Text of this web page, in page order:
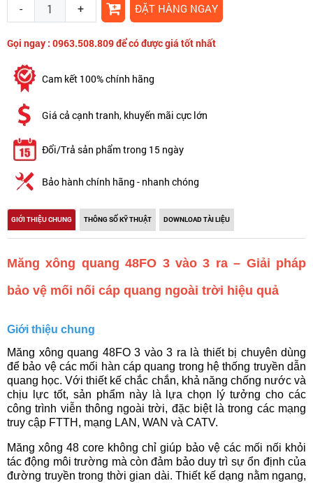
- + ĐẶT HÀNG NGAY
Gọi ngay : 0963.508.809 để có được giá tốt nhất
Cam kết 100% chính hãng
Giá cả cạnh tranh, khuyến mãi cực lớn
Đổi/Trả sản phẩm trong 15 ngày
Bảo hành chính hãng - nhanh chóng
GIỚI THIỆU CHUNG THÔNG SỐ KỸ THUẬT DOWNLOAD TÀI LIỆU
Măng xông quang 48FO 3 vào 3 ra – Giải pháp
bảo vệ mối nối cáp quang ngoài trời hiệu quả
Giới thiệu chung
Măng xông quang 48FO 3 vào 3 ra là thiết bị chuyên dùng
để bảo vệ các mối hàn cáp quang trong hệ thống truyền dẫn
quang học. Với thiết kế chắc chắn, khả năng chống nước và
chịu lực tốt, sản phẩm này là lựa chọn lý tưởng cho các
công trình viễn thông ngoài trời, đặc biệt là trong các mạng
truy cập FTTH, mạng LAN, WAN và CATV.
Măng xông 48 core không chỉ giúp bảo vệ các mối nối khỏi
tác động môi trường mà còn đảm bảo duy trì sự ổn định của
đường truyền trong thời gian dài. Thiết kế dạng nằm ngang,